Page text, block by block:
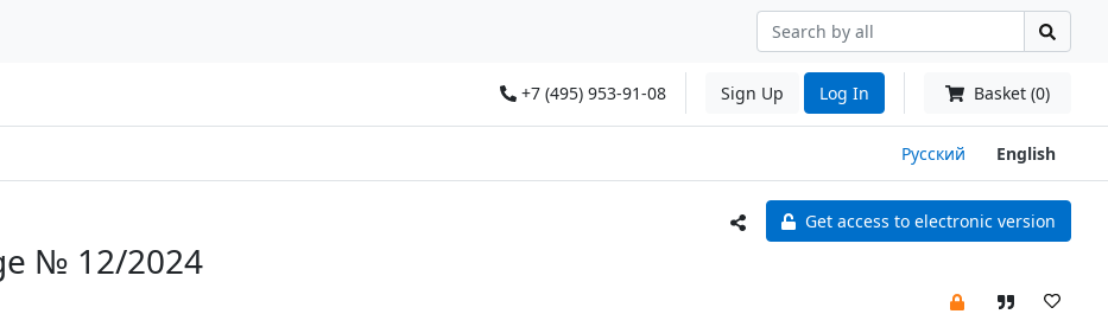
+7 (495) 953-91-08 Sign Up Log In Basket (0)
Русский English
Get access to electronic version
№ 12/2024